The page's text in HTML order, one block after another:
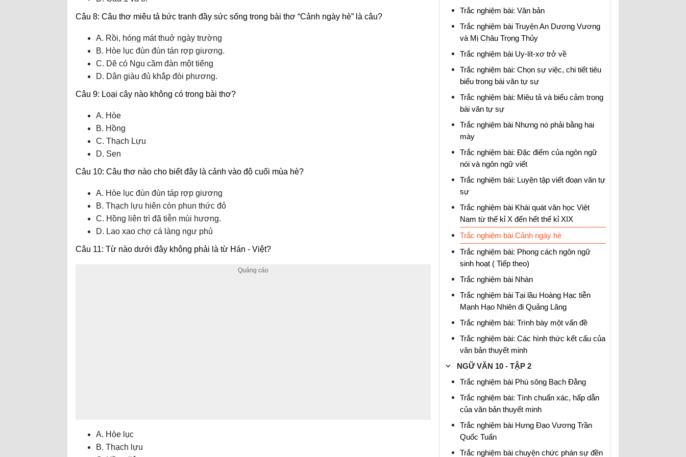
Câu 8: Câu thơ miêu tả bức tranh đầy sức sống trong bài thơ “Cảnh ngày hè” là câu?
A. Rồi, hóng mát thuở ngày trường
B. Hòe lục đùn đùn tán rợp giương.
C. Dẽ có Ngu cầm đàn một tiếng
D. Dân giàu đủ khắp đòi phương.
Câu 9: Loại cây nào không có trong bài thơ?
A. Hòe
B. Hồng
C. Thạch Lựu
D. Sen
Câu 10: Câu thơ nào cho biết đây là cảnh vào độ cuối mùa hè?
A. Hòe lục đùn đùn táp rợp giương
B. Thạch lựu hiên còn phun thức đỏ
C. Hồng liên trì đã tiễn mùi hương.
D. Lao xao chợ cá làng ngư phủ
Câu 11: Từ nào dưới đây không phải là từ Hán - Việt?
A. Hòe lục
B. Thạch lựu
Trắc nghiệm bài: Văn bản
Trắc nghiệm bài Truyện An Dương Vương
và Mị Châu Trọng Thủy
Trắc nghiệm bài Uy-lít-xơ trở về
Trắc nghiệm bài: Chọn sự việc, chi tiết tiêu
biểu trong bài văn tự sự
Trắc nghiệm bài: Miêu tả và biểu cảm trong
bài văn tự sự
Trắc nghiệm bài Nhưng nó phải bằng hai
mày
Trắc nghiệm bài: Đặc điểm của ngôn ngữ
nói và ngôn ngữ viết
Trắc nghiệm bài: Luyện tập viết đoạn văn tự
sự
Trắc nghiệm bài Khái quát văn học Việt
Nam từ thế kỉ X đến hết thế kỉ XIX
Trắc nghiệm bài Cảnh ngày hè
Trắc nghiệm bài: Phong cách ngôn ngữ
sinh hoạt ( Tiếp theo)
Trắc nghiệm bài Nhàn
Trắc nghiệm bài Tại lầu Hoàng Hạc tiễn
Mạnh Hạo Nhiên đi Quảng Lăng
Trắc nghiệm bài: Trình bày một vấn đề
Trắc nghiệm bài: Các hình thức kết cấu của
văn bản thuyết minh
NGỮ VĂN 10 - TẬP 2
Trắc nghiệm bài Phú sông Bạch Đằng
Trắc nghiệm bài: Tính chuẩn xác, hấp dẫn
của văn bản thuyết minh
Trắc nghiệm bài Hưng Đạo Vương Trần
Quốc Tuấn
Trắc nghiệm bài chuyện chức phán sự đền